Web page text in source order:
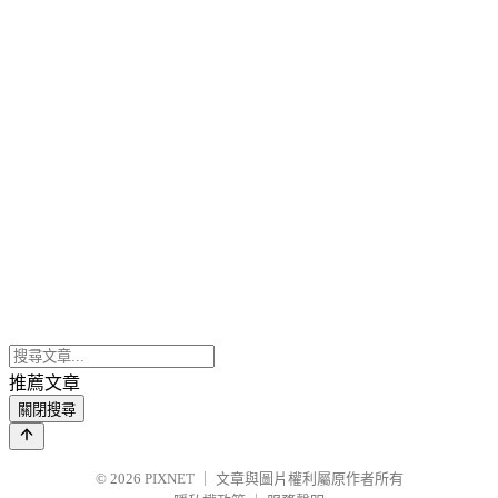
推薦文章
關閉搜尋
© 2026 PIXNET
文章與圖片權利屬原作者所有